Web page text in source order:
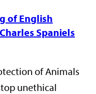
of English
Spaniels
of Animals
unethical